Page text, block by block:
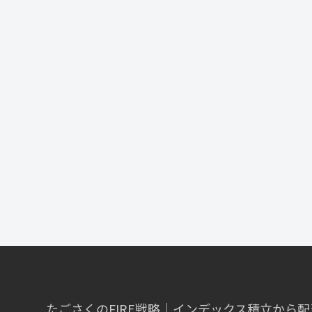
たごさくのFIRE戦略｜インデックス積立から